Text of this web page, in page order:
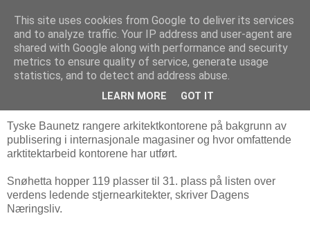
Arkitektur & Miljøteknologi
28 juli 2008
Snøhettas anerkjenelse øker
Tyske Baunetz rangere arkitektkontorene på bakgrunn av
publisering i internasjonale magasiner og hvor omfattende
arktitektarbeid kontorene har utført.
Snøhetta hopper 119 plasser til 31. plass på listen over
verdens ledende stjernearkitekter, skriver Dagens
Næringsliv.
This site uses cookies from Google to deliver its services
and to analyze traffic. Your IP address and user-agent are
shared with Google along with performance and security
metrics to ensure quality of service, generate usage
statistics, and to detect and address abuse.
LEARN MORE GOT IT